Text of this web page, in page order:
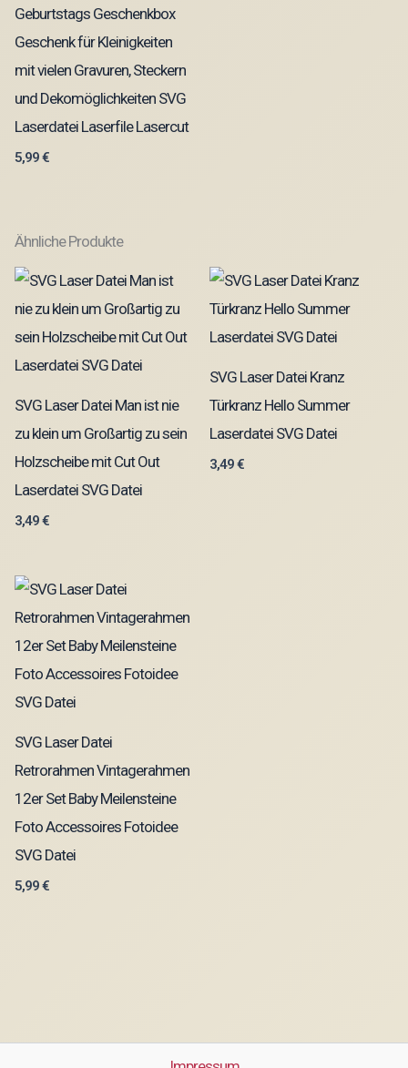
Geburtstags Geschenkbox
Geschenk für Kleinigkeiten
mit vielen Gravuren, Steckern
und Dekomöglichkeiten SVG
Laserdatei Laserfile Lasercut
5,99€
Ähnliche Produkte
SVG Laser Datei Man ist nie
zu klein um Großartig zu sein
Holzscheibe mit Cut Out
Laserdatei SVG Datei
3,49€
SVG Laser Datei Kranz
Türkranz Hello Summer
Laserdatei SVG Datei
3,49€
SVG Laser Datei
Retrorahmen Vintagerahmen
12er Set Baby Meilensteine
Foto Accessoires Fotoidee
SVG Datei
5,99€